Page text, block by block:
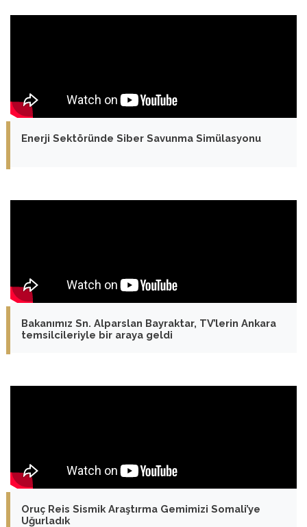
Enerji Sektöründe Siber Savunma Simülasyonu
Bakanımız Sn. Alparslan Bayraktar, TV’lerin Ankara
temsilcileriyle bir araya geldi
Oruç Reis Sismik Araştırma Gemimizi Somali’ye
Uğurladık